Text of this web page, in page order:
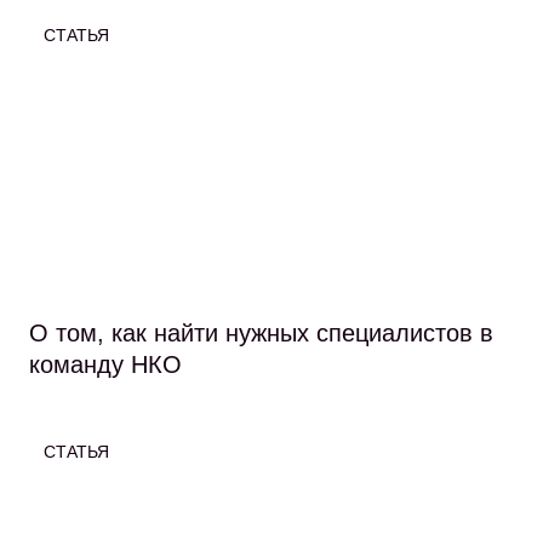
СТАТЬЯ
О том, как найти нужных специалистов в
команду НКО
СТАТЬЯ